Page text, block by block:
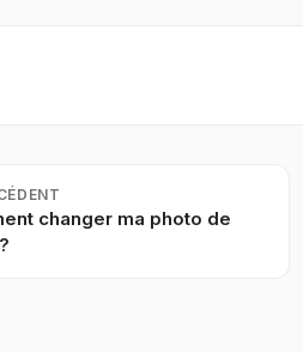
changer ma photo de